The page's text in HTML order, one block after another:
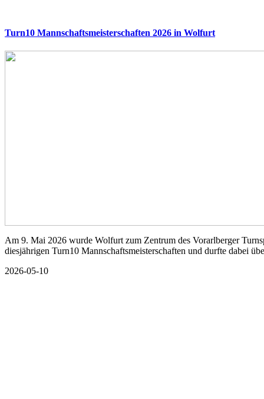
Turn10 Mannschaftsmeisterschaften 2026 in Wolfurt
Am 9. Mai 2026 wurde Wolfurt zum Zentrum des Vorarlberger
diesjährigen Turn10 Mannschaftsmeisterschaften und durfte dabei
2026-05-10